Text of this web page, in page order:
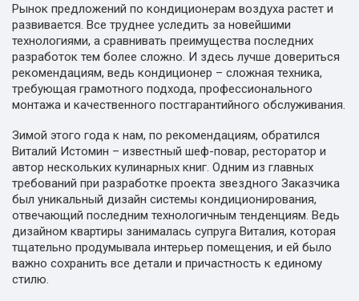
Рынок предложений по кондиционерам воздуха растет и
развивается. Все труднее уследить за новейшими
технологиями, а сравнивать преимущества последних
разработок тем более сложно. И здесь лучше довериться
рекомендациям, ведь кондиционер – сложная техника,
требующая грамотного подхода, профессионального
монтажа и качественного постгарантийного обслуживания.
Зимой этого года к нам, по рекомендациям, обратился
Виталий Истомин – известный шеф-повар, ресторатор и
автор нескольких кулинарных книг. Одним из главных
требований при разработке проекта звездного Заказчика
был уникальный дизайн системы кондиционирования,
отвечающий последним технологичным тенденциям. Ведь
дизайном квартиры занималась супруга Виталия, которая
тщательно продумывала интерьер помещения, и ей было
важно сохранить все детали и причастность к единому
стилю.